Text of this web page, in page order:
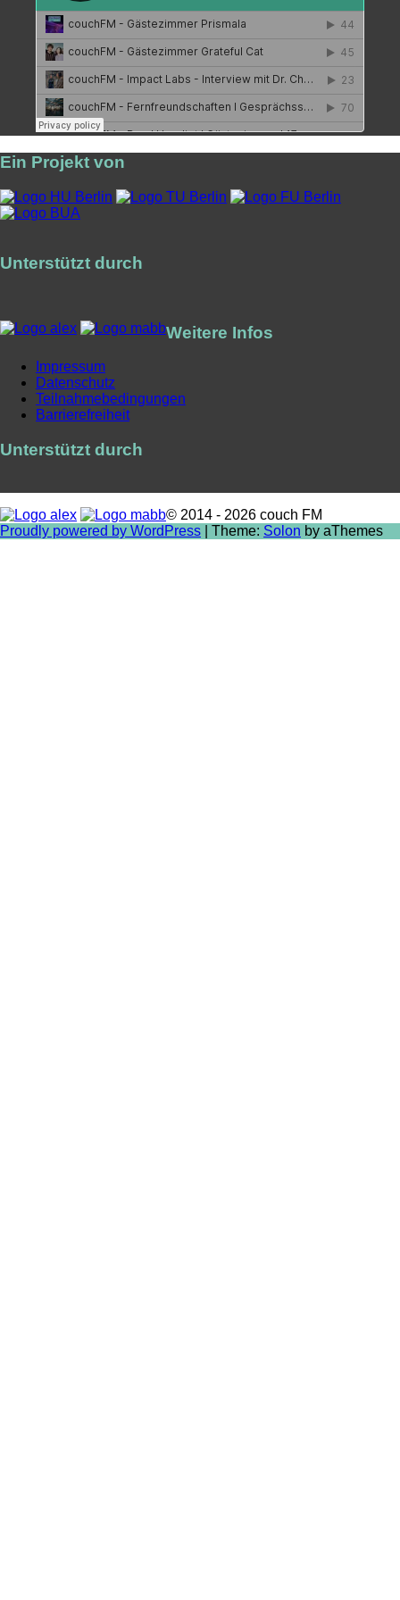
Ein Projekt von
Unterstützt durch
Weitere Infos
Impressum
Datenschutz
Teilnahmebedingungen
Barrierefreiheit
Unterstützt durch
© 2014 - 2026 couch FM
Proudly powered by WordPress
Theme: Solon by aThemes